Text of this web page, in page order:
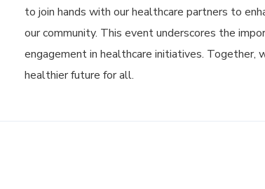
to join hands with our healthcare partners to
our community. This event underscores the
engagement in healthcare initiatives. Together,
healthier future for all.